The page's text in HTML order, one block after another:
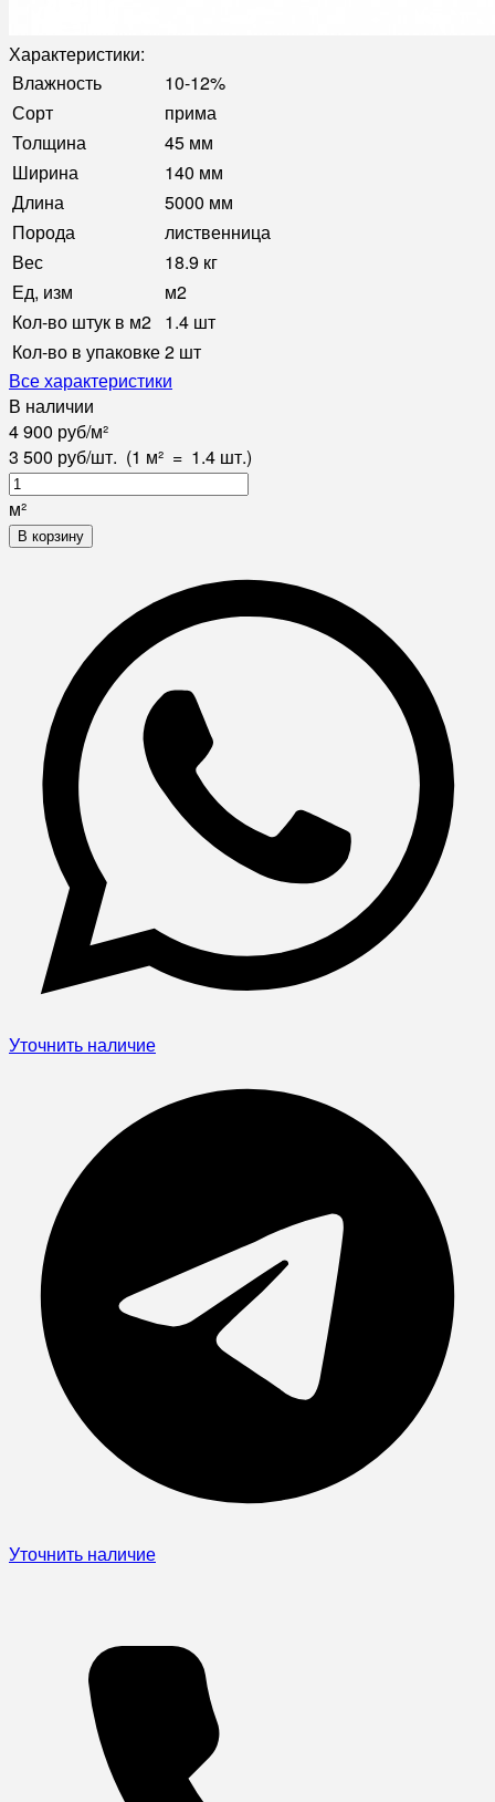
Характеристики:
Влажность
10-12%
Сорт
прима
Толщина
45 мм
Ширина
140 мм
Длина
5000 мм
Порода
лиственница
Вес
18.9 кг
Ед, изм
м2
Кол-во штук в м2 1.4 шт
Кол-во в упаковке2 шт
Все характеристики
В наличии
4 900 руб/м²
3 500 руб/шт. (1 м² = 1.4 шт.)
м²
В корзину
Уточнить наличие
Уточнить наличие